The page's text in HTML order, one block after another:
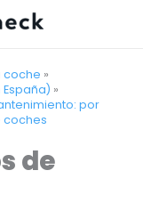
coche »
»
por
coches
de